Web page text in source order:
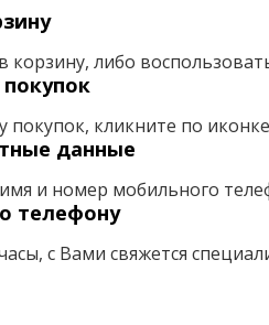
либо
кликните по
данные
и номер мобильного
телефону
с Вами свяжется